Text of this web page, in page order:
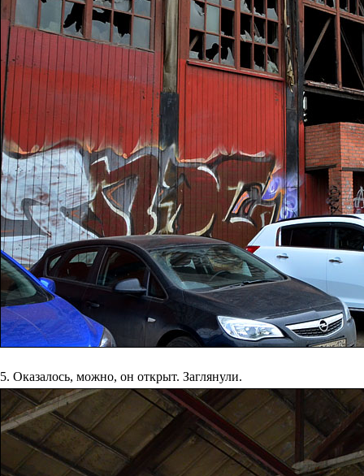
5. Оказалось, можно, он открыт. Заглянули.